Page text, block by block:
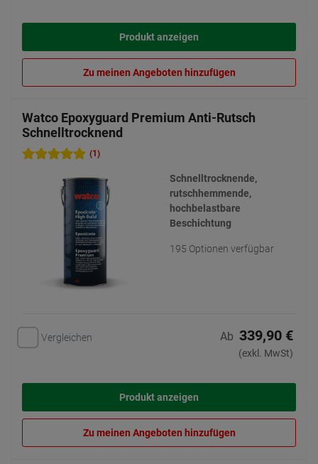
Produkt anzeigen
Zu meinen Angeboten hinzufügen
Watco Epoxyguard Premium Anti-Rutsch
Schnelltrocknend
(1)
Schnelltrocknende,
rutschhemmende,
hochbelastbare
Beschichtung
195 Optionen verfügbar
Vergleichen Ab 339,90 €
(exkl. MwSt)
Produkt anzeigen
Zu meinen Angeboten hinzufügen